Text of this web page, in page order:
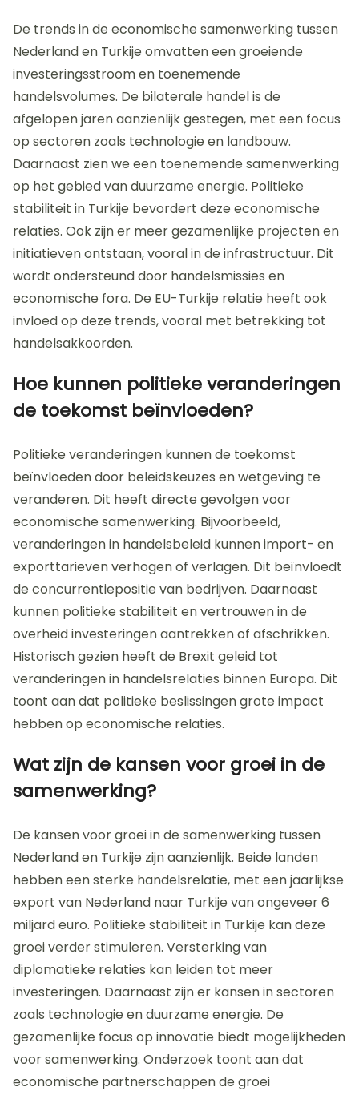
De trends in de economische samenwerking tussen
Nederland en Turkije omvatten een groeiende
investeringsstroom en toenemende
handelsvolumes. De bilaterale handel is de
afgelopen jaren aanzienlijk gestegen, met een focus
op sectoren zoals technologie en landbouw.
Daarnaast zien we een toenemende samenwerking
op het gebied van duurzame energie. Politieke
stabiliteit in Turkije bevordert deze economische
relaties. Ook zijn er meer gezamenlijke projecten en
initiatieven ontstaan, vooral in de infrastructuur. Dit
wordt ondersteund door handelsmissies en
economische fora. De EU-Turkije relatie heeft ook
invloed op deze trends, vooral met betrekking tot
handelsakkoorden.
Hoe kunnen politieke veranderingen
de toekomst beïnvloeden?
Politieke veranderingen kunnen de toekomst
beïnvloeden door beleidskeuzes en wetgeving te
veranderen. Dit heeft directe gevolgen voor
economische samenwerking. Bijvoorbeeld,
veranderingen in handelsbeleid kunnen import- en
exporttarieven verhogen of verlagen. Dit beïnvloedt
de concurrentiepositie van bedrijven. Daarnaast
kunnen politieke stabiliteit en vertrouwen in de
overheid investeringen aantrekken of afschrikken.
Historisch gezien heeft de Brexit geleid tot
veranderingen in handelsrelaties binnen Europa. Dit
toont aan dat politieke beslissingen grote impact
hebben op economische relaties.
Wat zijn de kansen voor groei in de
samenwerking?
De kansen voor groei in de samenwerking tussen
Nederland en Turkije zijn aanzienlijk. Beide landen
hebben een sterke handelsrelatie, met een jaarlijkse
export van Nederland naar Turkije van ongeveer 6
miljard euro. Politieke stabiliteit in Turkije kan deze
groei verder stimuleren. Versterking van
diplomatieke relaties kan leiden tot meer
investeringen. Daarnaast zijn er kansen in sectoren
zoals technologie en duurzame energie. De
gezamenlijke focus op innovatie biedt mogelijkheden
voor samenwerking. Onderzoek toont aan dat
economische partnerschappen de groei